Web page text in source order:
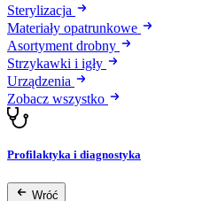
Sterylizacja
Materiały opatrunkowe
Asortyment drobny
Strzykawki i igły
Urządzenia
Zobacz wszystko
Profilaktyka i diagnostyka
Wróć